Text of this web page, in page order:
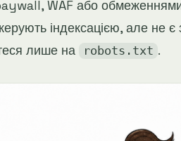
WAF або
індексацією, але не
лише на
robots.txt .